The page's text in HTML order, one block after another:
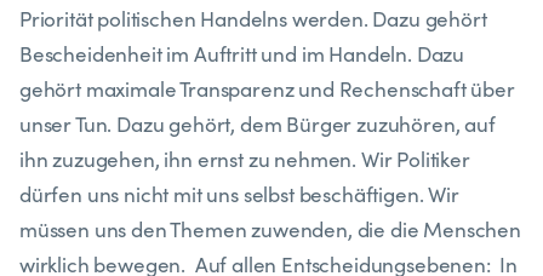
Priorität politischen Handelns werden. Dazu gehört
Bescheidenheit im Auftritt und im Handeln. Dazu
gehört maximale Transparenz und Rechenschaft über
unser Tun. Dazu gehört, dem Bürger zuzuhören, auf
ihn zuzugehen, ihn ernst zu nehmen. Wir Politiker
dürfen uns nicht mit uns selbst beschäftigen. Wir
müssen uns den Themen zuwenden, die die Menschen
wirklich bewegen. Auf allen Entscheidungsebenen: In